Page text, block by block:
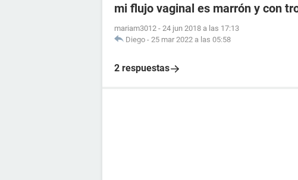
mi flujo vaginal es marrón y con
mariam3012 - 24 jun 2018 a las 17:13
Diego - 25 mar 2022 a las 05:58
2 respuestas